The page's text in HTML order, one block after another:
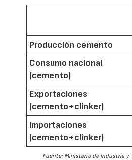
Producción cemento
Consumo nacional
(cemento)
Exportaciones
(cemento+clínker)
Importaciones
(cemento+clínker)
Fuente: Ministerio de Industria y